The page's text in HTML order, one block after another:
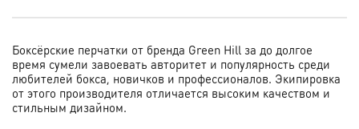
Боксёрские перчатки от бренда Green Hill за до долгое
время сумели завоевать авторитет и популярность среди
любителей бокса, новичков и профессионалов. Экипировка
от этого производителя отличается высоким качеством и
стильным дизайном.